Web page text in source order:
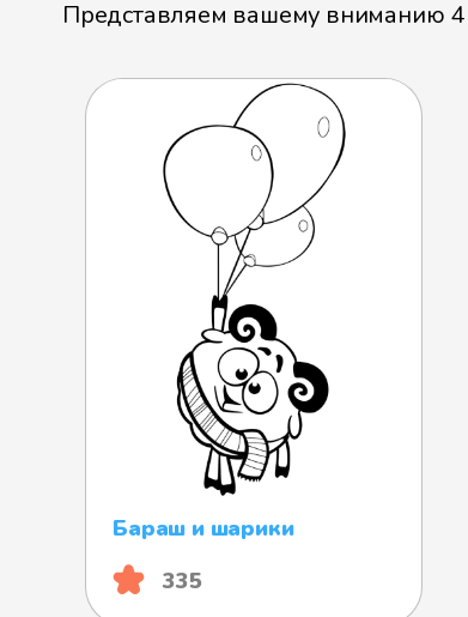
Представляем вашему вниманию 4
Бараш и шарики
335